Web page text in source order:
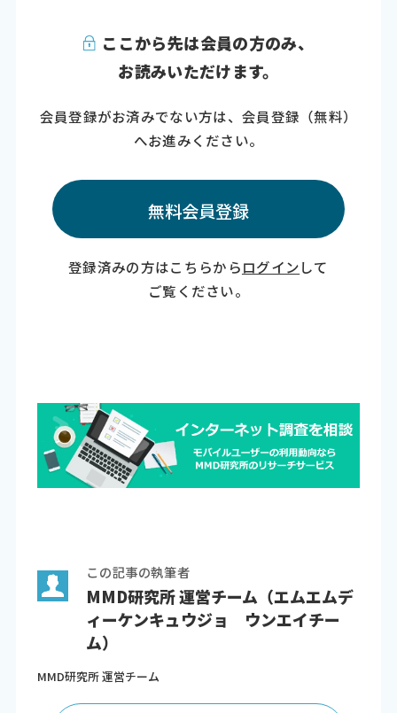
ここから先は会員の方のみ、
お読みいただけます。
会員登録がお済みでない方は、会員登録（無料）
へお進みください。
無料会員登録
登録済みの方はこちらからログインして
ご覧ください。
この記事の執筆者
MMD研究所 運営チーム（エムエムデ
ィーケンキュウジョ ウンエイチー
ム）
MMD研究所 運営チーム